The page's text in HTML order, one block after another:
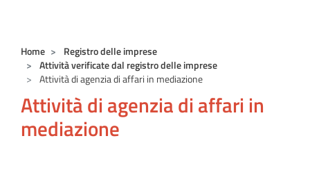
Home
Registro delle imprese
Attività verificate dal registro delle imprese
Attività di agenzia di affari in mediazione
Attività di agenzia di affari in
mediazione